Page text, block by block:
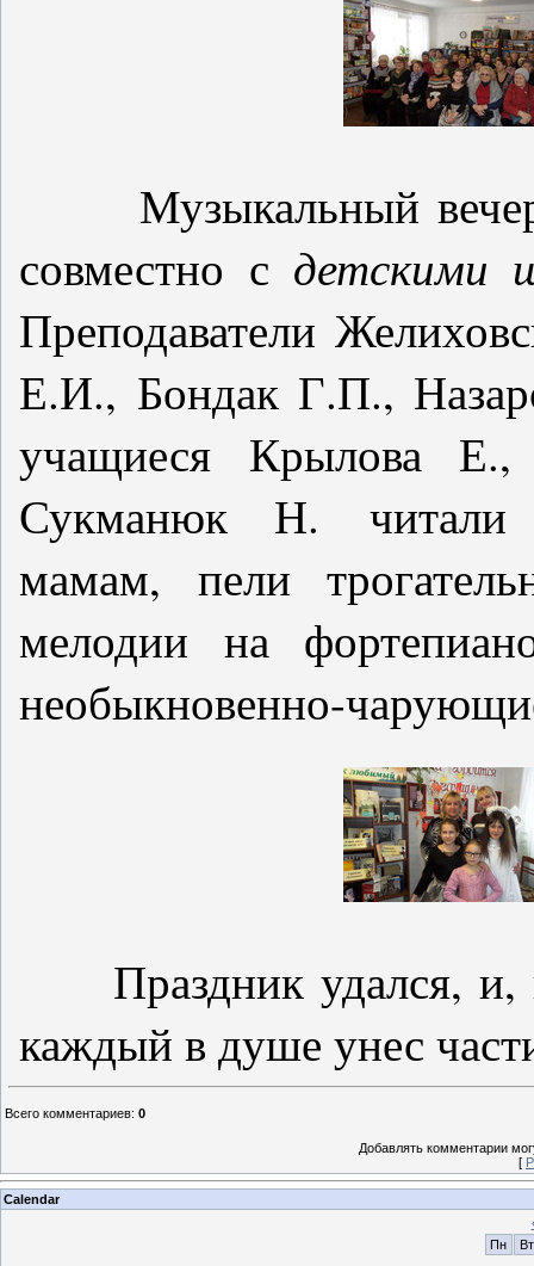
Музыкальный вечер-
совместно с
Преподаватели
Е.И., Бондак Г.П.,
учащиеся Крылова
Сукманюк Н. читали
мамам, пели
мелодии на
необыкновенно-
Праздник удался, и,
каждый в душе унес
Всего комментариев: 0
Добавлять комментарии
[
Calendar
Пн
Вт